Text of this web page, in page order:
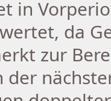
in
da
zur
der